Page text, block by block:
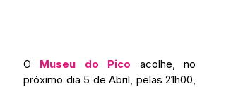
O Museu do Pico acolhe, no
próximo dia 5 de Abril, pelas 21h00,